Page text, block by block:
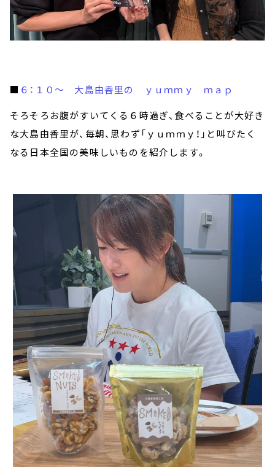
■ ６：１０～ 大島由香里の ｙｕｍｍｙ ｍａｐ
そろそろお腹がすいてくる６時過ぎ、食べることが大好き
な大島由香里が、毎朝、思わず「ｙｕｍｍｙ！」と叫びたく
なる日本全国の美味しいものを紹介します。